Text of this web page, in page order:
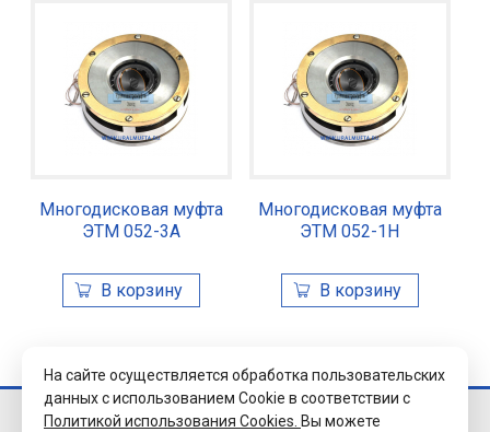
Многодисковая муфта
ЭТМ 052-3А
Многодисковая муфта
ЭТМ 052-1Н
© 2026 Завод
На сайте осуществляется обработка пользовательских
данных с использованием Cookie в соответствии с
Политикой использования Cookies. Вы можете